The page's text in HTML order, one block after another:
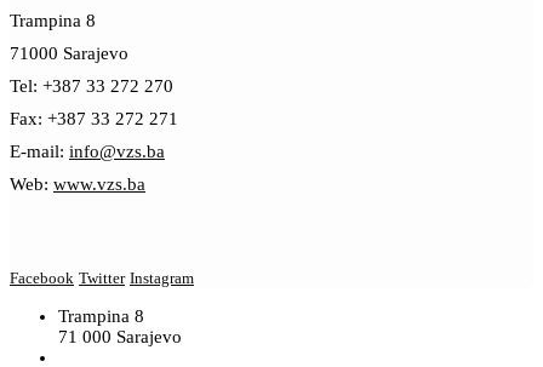
Trampina 8
71000 Sarajevo
Tel: +387 33 272 270
Fax: +387 33 272 271
E-mail: info@vzs.ba
Web: www.vzs.ba
Facebook Twitter Instagram
Trampina 8
71 000 Sarajevo